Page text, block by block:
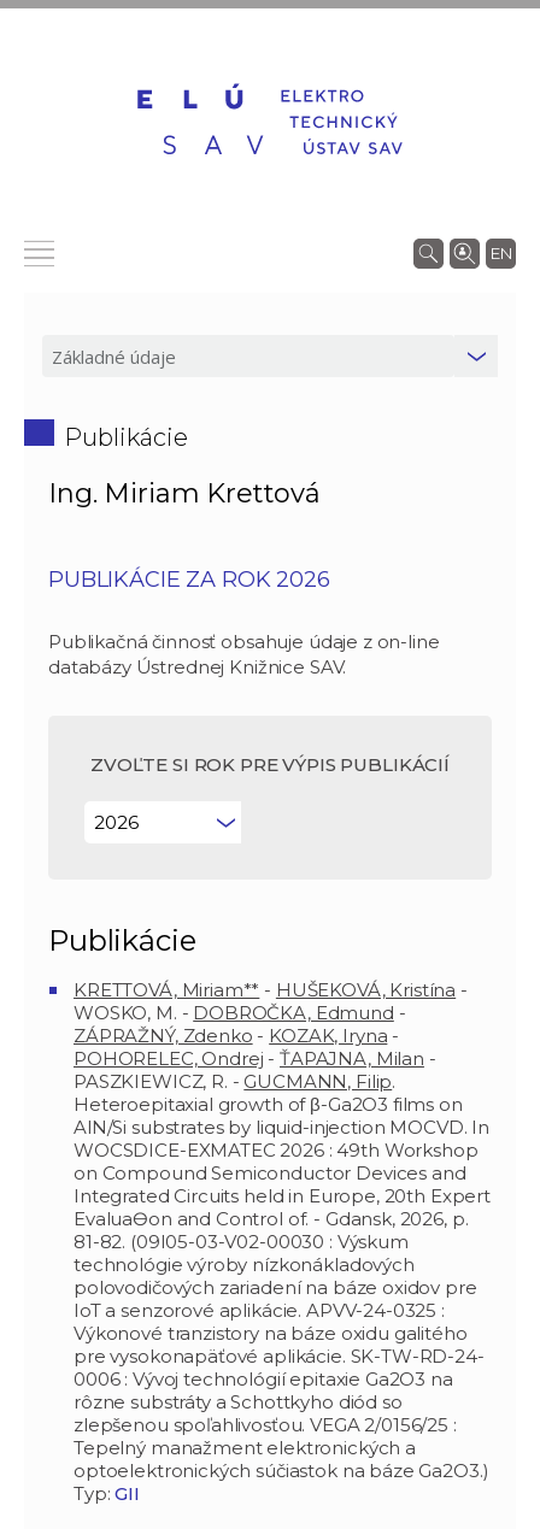
EN
Publikácie
Ing. Miriam Krettová
PUBLIKÁCIE ZA ROK 2026
Publikačná činnosť obsahuje údaje z on-line
databázy Ústrednej Knižnice SAV.
ZVOĽTE SI ROK PRE VÝPIS PUBLIKÁCIÍ
Publikácie
KRETTOVÁ, Miriam** - HUŠEKOVÁ, Kristína -
WOSKO, M. - DOBROČKA, Edmund -
ZÁPRAŽNÝ, Zdenko - KOZAK, Iryna -
POHORELEC, Ondrej -ŤAPAJNA, Milan -
PASZKIEWICZ, R. - GUCMANN, Filip.
Heteroepitaxial growth of β-Ga2O3 films on
AlN/Si substrates by liquid-injection MOCVD. In
WOCSDICE-EXMATEC 2026 : 49th Workshop
on Compound Semiconductor Devices and
Integrated Circuits held in Europe, 20th Expert
EvaluaƟon and Control of. - Gdansk, 2026, p.
81-82. (09I05-03-V02-00030 : Výskum
technológie výroby nízkonákladových
polovodičových zariadení na báze oxidov pre
IoT a senzorové aplikácie. APVV-24-0325 :
Výkonové tranzistory na báze oxidu galitého
pre vysokonapäťové aplikácie. SK-TW-RD-24-
0006 : Vývoj technológií epitaxie Ga2O3 na
rôzne substráty a Schottkyho diód so
zlepšenou spoľahlivosťou. VEGA 2/0156/25 :
Tepelný manažment elektronických a
optoelektronických súčiastok na báze Ga2O3.)
Typ:GII